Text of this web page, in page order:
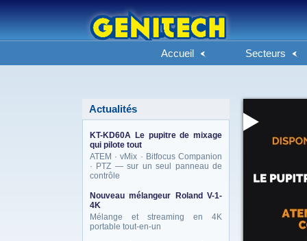
Accueil Secteurs
Actualités
KT-KD60A Le pupitre de mixage
qui pilote tout
ATEM · vMix · Bitfocus Companion
· PTZ — sur un seul panneau de
contrôle
Nouveau mélangeur Roland V-1-
4K
Mélange et streaming en 4K
portable tout-en-un